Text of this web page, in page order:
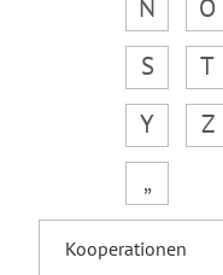
N
O
S
T
Y
Z
„